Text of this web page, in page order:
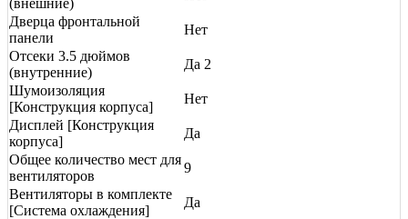
Дверца фронтальной
панели
Нет
Отсеки 3.5 дюймов
(внутренние)
Да 2
Шумоизоляция
[Конструкция корпуса]
Нет
Дисплей [Конструкция
корпуса]
Да
Общее количество мест для
вентиляторов
9
Вентиляторы в комплекте
[Система охлаждения]
Да